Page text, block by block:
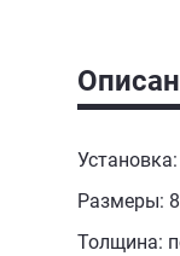
Размеры:
Толщина: